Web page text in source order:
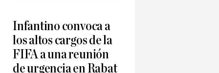
Infantino convoca a
los altos cargos de la
FIFA a una reunión
de urgencia en Rabat